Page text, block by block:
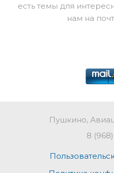
есть темы для
нам на
Пушкино,
8